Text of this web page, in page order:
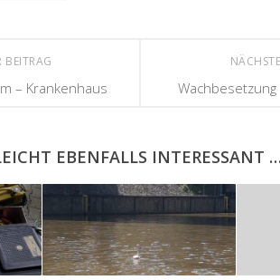
Wachbesetzung
BEITRAG
– Krankenhaus
EBENFALLS INTERESSANT …